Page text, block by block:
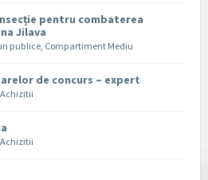
pentru combaterea
Jilava
publice, Compartiment Mediu
de concurs – expert